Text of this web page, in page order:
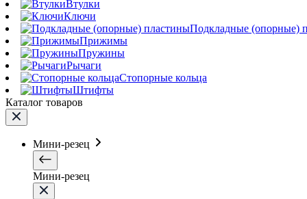
Втулки
Ключи
Подкладные (опорные)
Прижимы
Пружины
Рычаги
Стопорные кольца
Штифты
Каталог товаров
Мини-резец
Мини-резец